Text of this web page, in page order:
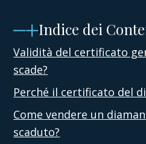
Indice dei
Validità del certificato
scade?
Perché il certificato del
Come vendere un
scaduto?